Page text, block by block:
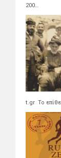
200…
t.gr Το